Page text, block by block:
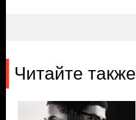
Читайте также